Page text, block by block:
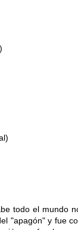
todo el mundo
"apagón" y fue